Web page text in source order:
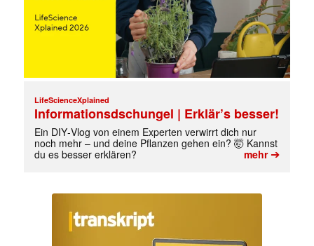
LifeScienceXplained
Informationsdschungel | Erklär’s besser!
Ein DIY‑Vlog von einem Experten verwirrt dich nur
noch mehr – und deine Pflanzen gehen ein? 🤯 Kannst
du es besser erklären?
mehr➔